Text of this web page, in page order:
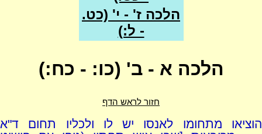
הלכה ז' - י' (כט.
- ל:)
הלכה א - ב' (כו: - כח:)
חזור לראש הדף
הוציאו מתחומו לאנסו יש לו ולכליו תחום ד"א